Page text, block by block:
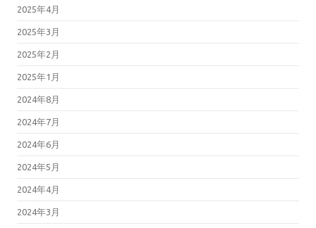
2025年4月
2025年3月
2025年2月
2025年1月
2024年8月
2024年7月
2024年6月
2024年5月
2024年4月
2024年3月